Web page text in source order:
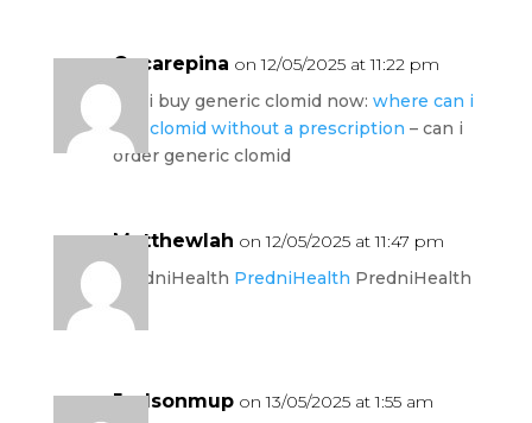
Oscarepina on 12/05/2025 at 11:22 pm
can i buy generic clomid now: where can i
buy clomid without a prescription – can i
order generic clomid
Matthewlah on 12/05/2025 at 11:47 pm
PredniHealth PredniHealth PredniHealth
Judsonmup on 13/05/2025 at 1:55 am